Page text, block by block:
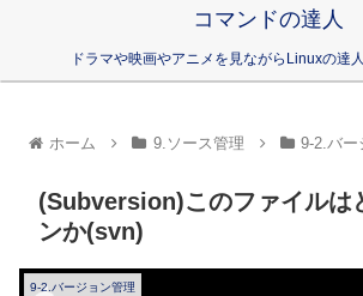
コマンドの達人
ドラマや映画やアニメを見ながらLinuxの達
ホーム 9.ソース管理 9-2.バー
(Subversion)このファイルは
ンか(svn)
9-2.バージョン管理